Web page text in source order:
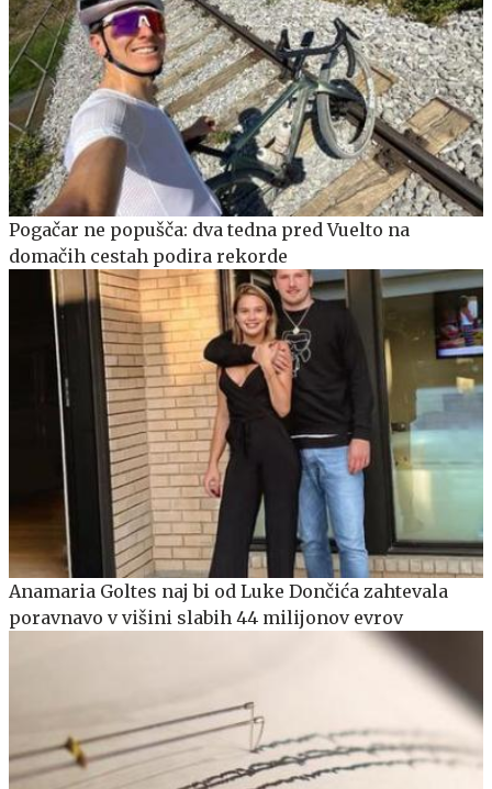
Pogačar ne popušča: dva tedna pred Vuelto na
domačih cestah podira rekorde
Anamaria Goltes naj bi od Luke Dončića zahtevala
poravnavo v višini slabih 44 milijonov evrov